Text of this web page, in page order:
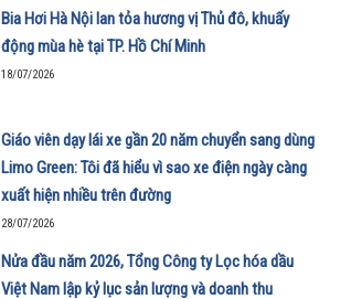
Bia Hơi Hà Nội lan tỏa hương vị Thủ đô, khuấy
động mùa hè tại TP. Hồ Chí Minh
18/07/2026
Giáo viên dạy lái xe gần 20 năm chuyển sang dùng
Limo Green: Tôi đã hiểu vì sao xe điện ngày càng
xuất hiện nhiều trên đường
28/07/2026
Nửa đầu năm 2026, Tổng Công ty Lọc hóa dầu
Việt Nam lập kỷ lục sản lượng và doanh thu